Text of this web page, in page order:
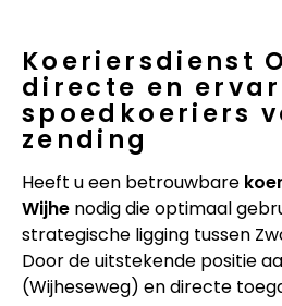
Koeriersdienst
directe en
spoedkoeriers
zending
Heeft u een betrouwbare
Wijhe nodig die optimaal
strategische ligging tussen
Door de uitstekende positie
(Wijheseweg) en directe